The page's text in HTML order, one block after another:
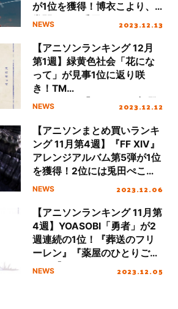
が1位を獲得！博衣こより、
常闇トワ、兎田ぺこら、ホロ
登場
NEWS 2023.12.13
【アニソンランキング 12月
第1週】緑黄色社会「花にな
って」が見事1位に返り咲
き！TM
NETWORK「Angie」が初登
NEWS 2023.12.12
【アニソンまとめ買いランキ
ング 11月第4週】『FF XIV』
アレンジアルバム第5弾が1位
を獲得！2位には兎田ぺこら
「うさぎ the MEGAMI!!」が
NEWS 2023.12.06
【アニソンランキング 11月第
4週】YOASOBI「勇者」が2
週連続の1位！『葬送のフリ
ーレン』『薬屋のひとりご
と』『SPY×FAMILY』アニメ
NEWS 2023.12.05